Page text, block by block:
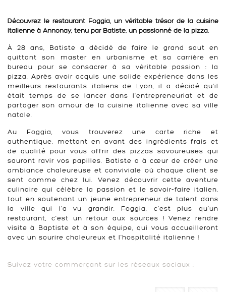
Découvrez le restaurant Foggia, un véritable trésor de la cuisine
italienne à Annonay, tenu par Batiste, un passionné de la pizza.
À 28 ans, Batiste a décidé de faire le grand saut en
quittant son master en urbanisme et sa carrière en
bureau pour se consacrer à sa véritable passion : la
pizza. Après avoir acquis une solide expérience dans les
meilleurs restaurants italiens de Lyon, il a décidé qu'il
était temps de se lancer dans l'entrepreneuriat et de
partager son amour de la cuisine italienne avec sa ville
natale.
Au Foggia, vous trouverez une carte riche et
authentique, mettant en avant des ingrédients frais et
de qualité pour vous offrir des pizzas savoureuses qui
sauront ravir vos papilles. Batiste a à cœur de créer une
ambiance chaleureuse et conviviale où chaque client se
sent comme chez lui. Venez découvrir cette aventure
culinaire qui célèbre la passion et le savoir-faire italien,
tout en soutenant un jeune entrepreneur de talent dans
la ville qui l’a vu grandir. Foggia, c’est plus qu’un
restaurant, c’est un retour aux sources ! Venez rendre
visite à Baptiste et à son équipe, qui vous accueilleront
avec un sourire chaleureux et l'hospitalité italienne !
Suivez votre commerçant sur les réseaux sociaux :